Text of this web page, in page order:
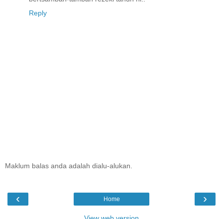
Reply
Maklum balas anda adalah dialu-alukan.
‹ ›
Home